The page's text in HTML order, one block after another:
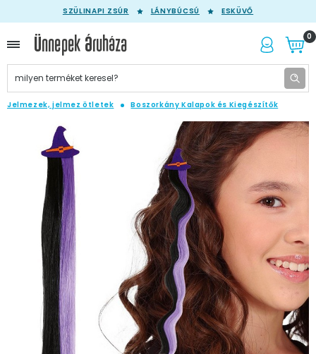
SZÜLINAPI ZSÚR LÁNYBÚCSÚ ESKÜVŐ
0
Jelmezek, jelmez ötletek Boszorkány Kalapok és Kiegészítők